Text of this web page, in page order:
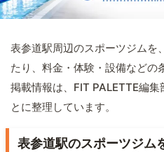
表参道駅周辺のスポーツジムを
たり、料金・体験・設備などの
掲載情報は、FIT PALETTE編
とに整理しています。
表参道駅のスポーツジム